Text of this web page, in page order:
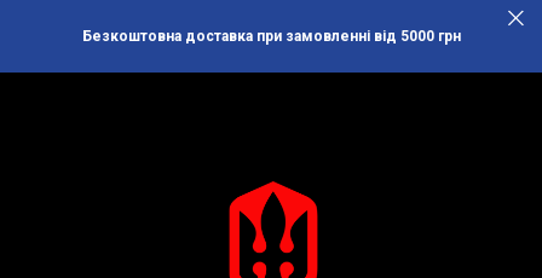
Безкоштовна доставка при замовленні від 5000 грн